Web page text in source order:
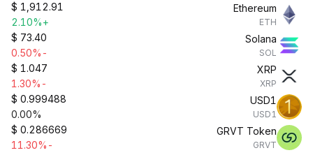
Ethereum
ETH
$ 1,912.91
+2.10%
Solana
SOL
$ 73.40
-0.50%
XRP
XRP
$ 1.047
-1.30%
USD1
USD1
$ 0.999488
0.00%
GRVT Token
GRVT
$ 0.286669
-11.30%